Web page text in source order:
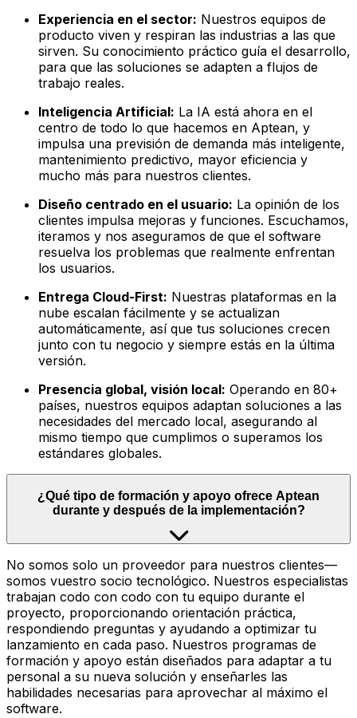
Experiencia en el sector: Nuestros equipos de
producto viven y respiran las industrias a las que
sirven. Su conocimiento práctico guía el desarrollo,
para que las soluciones se adapten a flujos de
trabajo reales.
Inteligencia Artificial: La IA está ahora en el
centro de todo lo que hacemos en Aptean, y
impulsa una previsión de demanda más inteligente,
mantenimiento predictivo, mayor eficiencia y
mucho más para nuestros clientes.
Diseño centrado en el usuario: La opinión de los
clientes impulsa mejoras y funciones. Escuchamos,
iteramos y nos aseguramos de que el software
resuelva los problemas que realmente enfrentan
los usuarios.
Entrega Cloud-First: Nuestras plataformas en la
nube escalan fácilmente y se actualizan
automáticamente, así que tus soluciones crecen
junto con tu negocio y siempre estás en la última
versión.
Presencia global, visión local: Operando en 80+
países, nuestros equipos adaptan soluciones a las
necesidades del mercado local, asegurando al
mismo tiempo que cumplimos o superamos los
estándares globales.
¿Qué tipo de formación y apoyo ofrece Aptean
durante y después de la implementación?
No somos solo un proveedor para nuestros clientes—
somos vuestro socio tecnológico. Nuestros especialistas
trabajan codo con codo con tu equipo durante el
proyecto, proporcionando orientación práctica,
respondiendo preguntas y ayudando a optimizar tu
lanzamiento en cada paso. Nuestros programas de
formación y apoyo están diseñados para adaptar a tu
personal a su nueva solución y enseñarles las
habilidades necesarias para aprovechar al máximo el
software.